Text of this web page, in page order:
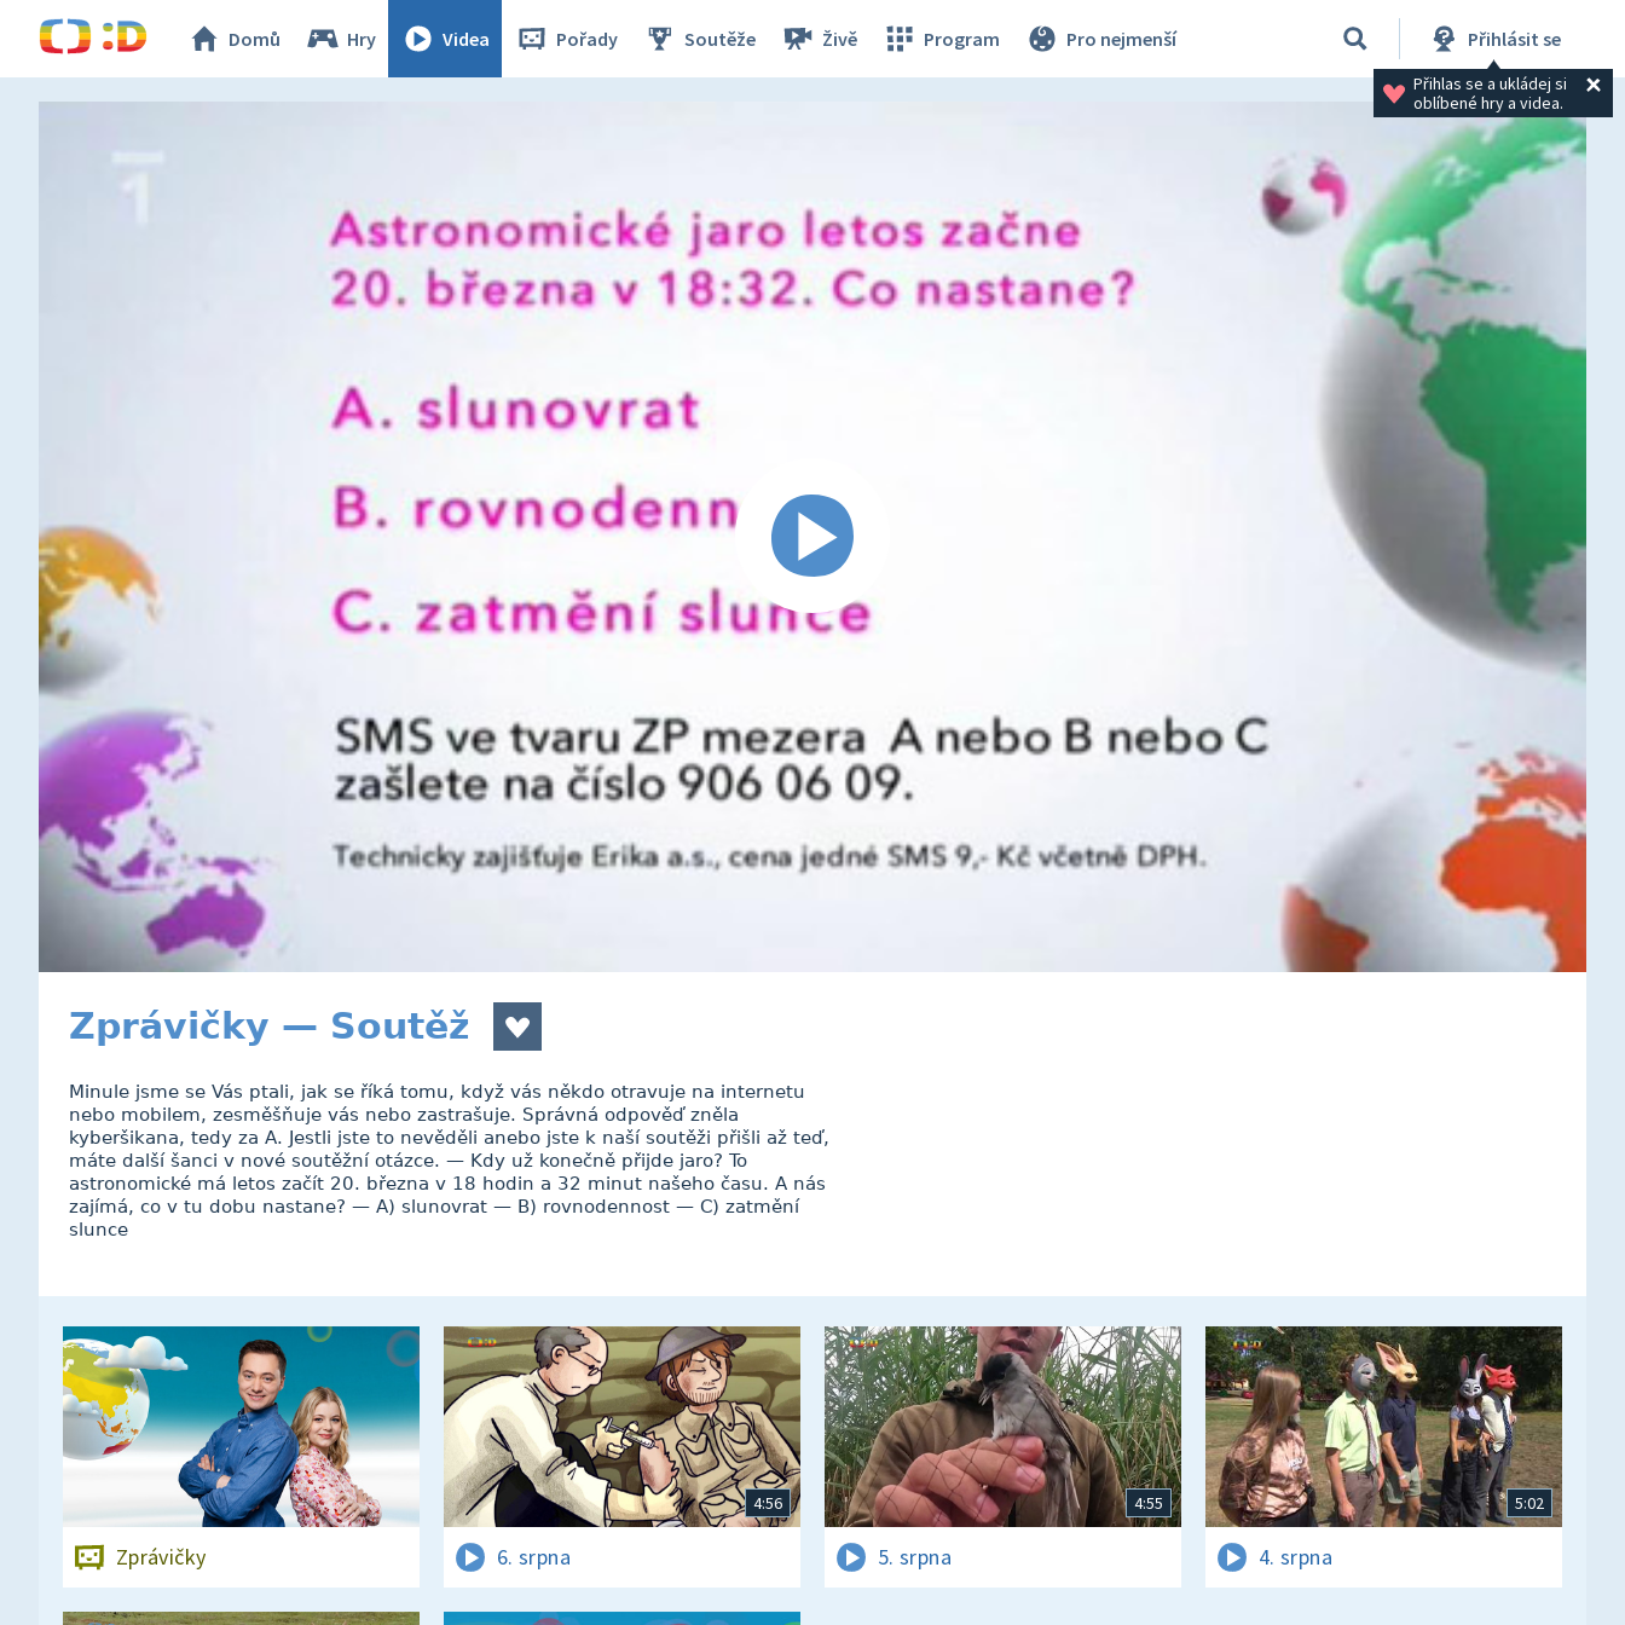
Domů Hry Videa Pořady Soutěže Živě Program Pro nejmenší Přihlásit se
Přihlas se a ukládej si
oblíbené hry a videa.
Zprávičky — Soutěž
Minule jsme se Vás ptali, jak se říká tomu, když vás někdo otravuje na internetu
nebo mobilem, zesměšňuje vás nebo zastrašuje. Správná odpověď zněla
kyberšikana, tedy za A. Jestli jste to nevěděli anebo jste k naší soutěži přišli až teď,
máte další šanci v nové soutěžní otázce. — Kdy už konečně přijde jaro? To
astronomické má letos začít 20. března v 18 hodin a 32 minut našeho času. A nás
zajímá, co v tu dobu nastane? — A) slunovrat — B) rovnodennost — C) zatmění
slunce
Zprávičky
4:56
6. srpna
4:55
5. srpna
5:02
4. srpna